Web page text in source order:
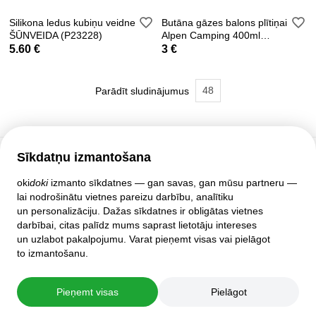
Silikona ledus kubiņu veidne
ŠŪNVEIDA (P23228)
5.60 €
Butāna gāzes balons plītiņai
Alpen Camping 400ml
(IK004)
3 €
Parādīt sludinājumus 48
Sīkdatņu izmantošana
okidokiizmanto sīkdatnes — gan savas, gan mūsu partneru —
lai nodrošinātu vietnes pareizu darbību, analītiku
un personalizāciju. Dažas sīkdatnes ir obligātas vietnes
darbībai, citas palīdz mums saprast lietotāju intereses
un uzlabot pakalpojumu. Varat pieņemt visas vai pielāgot
to izmantošanu.
Pieņemt visas Pielāgot
Klientu atbalsts
Palīdzība
Politika un līgumi
Privātuma iestatījumi
Pilnā mājas lapas versija
© 2007–2026 oki